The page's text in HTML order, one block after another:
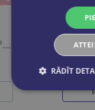
Paul, Lisa & Co PLUS A1/1 Arbeitsbuch plus interaktive Version
RĀDĪT